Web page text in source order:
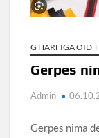
G HARFIGA OID
Gerpes
Admin
Gerpes nima